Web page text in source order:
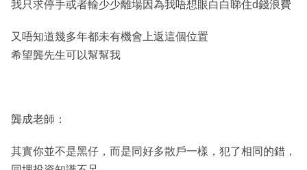
我只求停手或者輸少少離場因為我唔想眼白白睇住d錢浪費
又唔知道幾多年都未有機會上返這個位置
希望龔先生可以幫幫我
龔成老師：
其實你並不是黑仔，而是同好多散戶一樣，犯了相同的錯，